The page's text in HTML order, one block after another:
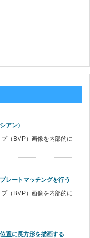
アン）
（BMP）画像を内部的に
レートマッチングを行う
（BMP）画像を内部的に
置に長方形を描画する